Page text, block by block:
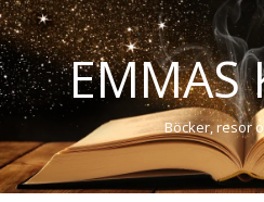
EMMAS
Böcker, resor